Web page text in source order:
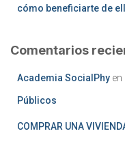
cómo beneficiarte de
Comentarios
Academia SocialPhy en
Públicos
COMPRAR UNA